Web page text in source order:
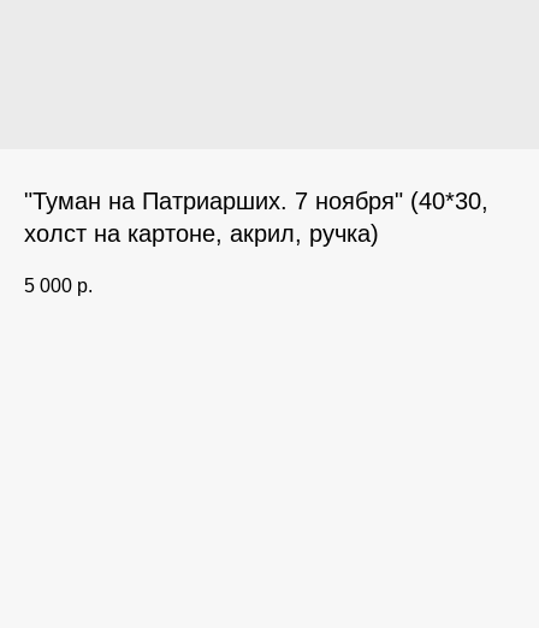
"Туман на Патриарших. 7 ноября" (40*30,
холст на картоне, акрил, ручка)
5 000 р.